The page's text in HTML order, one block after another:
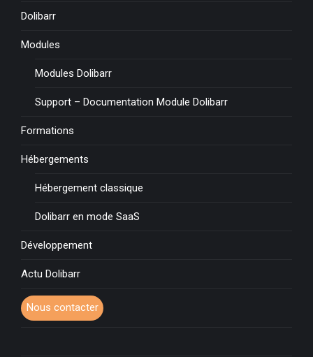
Dolibarr
Modules
Modules Dolibarr
Support – Documentation Module Dolibarr
Formations
Hébergements
Hébergement classique
Dolibarr en mode SaaS
Développement
Actu Dolibarr
Nous contacter